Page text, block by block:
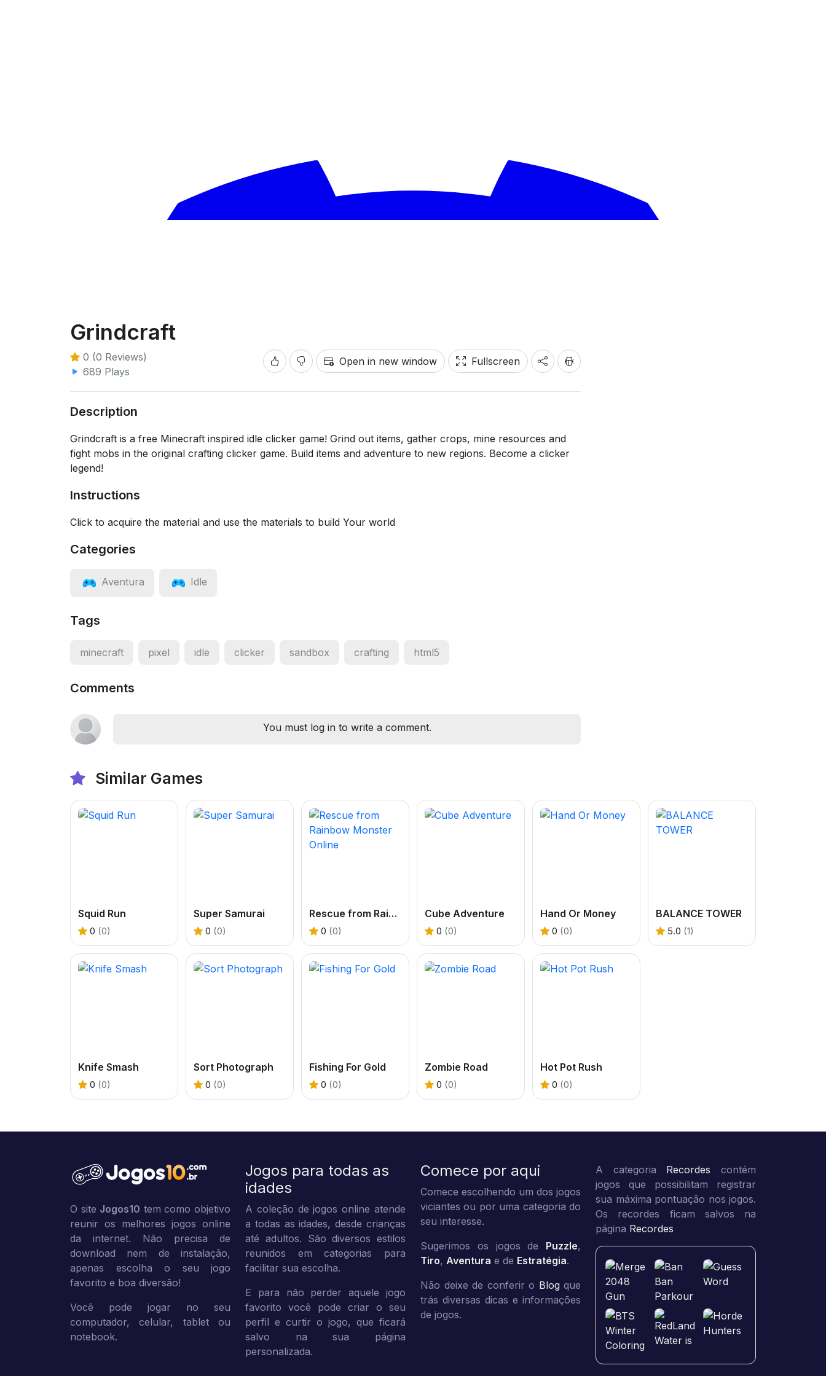
Grindcraft
0 (0 Reviews)
689 Plays
Open in new window Fullscreen
Description
Grindcraft is a free Minecraft inspired idle clicker game! Grind out items, gather crops, mine resources and
fight mobs in the original crafting clicker game. Build items and adventure to new regions. Become a clicker
legend!
Instructions
Click to acquire the material and use the materials to build Your world
Categories
Aventura Idle
Tags
minecraft pixel idle clicker sandbox crafting html5
Comments
You must log in to write a comment.
Similar Games
Squid Run
0 (0)
Super Samurai
0 (0)
Rescue from Rainbow Monster Online
0 (0)
Cube Adventure
0 (0)
Hand Or Money
0 (0)
BALANCE TOWER
5.0 (1)
Knife Smash
0 (0)
Sort Photograph
0 (0)
Fishing For Gold
0 (0)
Zombie Road
0 (0)
Hot Pot Rush
0 (0)
O site Jogos10 tem como objetivo
reunir os melhores jogos online
da internet. Não precisa de
download nem de instalação,
apenas escolha o seu jogo
favorito e boa diversão!
Você pode jogar no seu
computador, celular, tablet ou
notebook.
Jogos para todas as
idades
A coleção de jogos online atende
a todas as idades, desde crianças
até adultos. São diversos estilos
reunidos em categorias para
facilitar sua escolha.
E para não perder aquele jogo
favorito você pode criar o seu
perfil e curtir o jogo, que ficará
salvo na sua página
personalizada.
Comece por aqui
Comece escolhendo um dos jogos
viciantes ou por uma categoria do
seu interesse.
Sugerimos os jogos de Puzzle,
Tiro, Aventura e de Estratégia.
Não deixe de conferir o Blog que
trás diversas dicas e informações
de jogos.
A categoria Recordes contém
jogos que possibilitam registrar
sua máxima pontuação nos jogos.
Os recordes ficam salvos na
página Recordes